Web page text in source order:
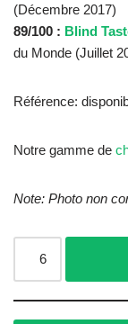
(Décembre 2017)
89/100 : Blind
du Monde (Juillet
Référence:
Notre gamme de
Note: Photo non